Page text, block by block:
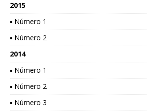
2015
▪ Número 1
▪ Número 2
2014
▪ Número 1
▪ Número 2
▪ Número 3